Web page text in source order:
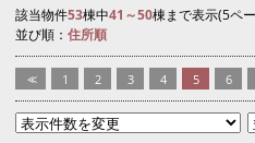
該当物件53棟中41～50棟まで表示(5ペ
並び順： 住所順
<< 1 2 3 4 5 6